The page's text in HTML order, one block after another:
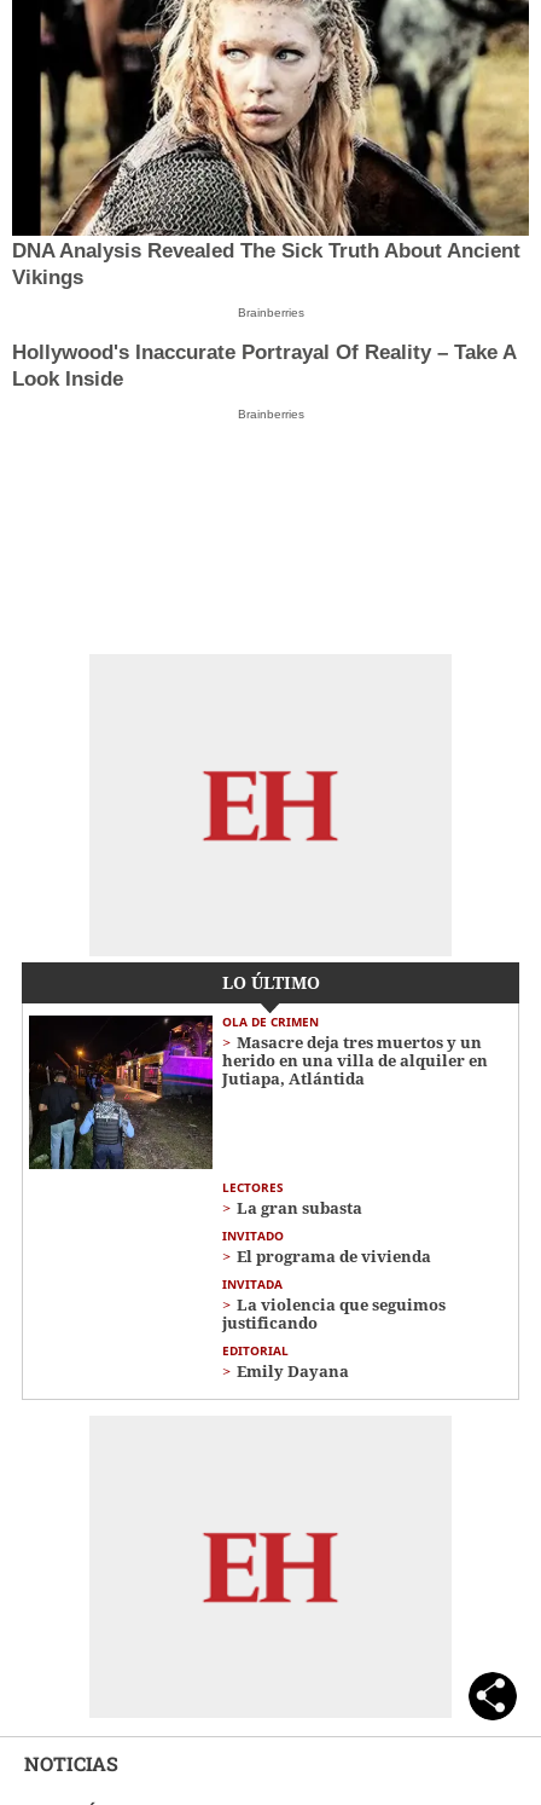
DNA Analysis Revealed The Sick Truth About Ancient
Vikings
Brainberries
Hollywood's Inaccurate Portrayal Of Reality – Take A
Look Inside
Brainberries
LO ÚLTIMO
OLA DE CRIMEN
Masacre deja tres muertos y un
herido en una villa de alquiler en
Jutiapa, Atlántida
LECTORES
La gran subasta
INVITADO
El programa de vivienda
INVITADA
La violencia que seguimos
justificando
EDITORIAL
Emily Dayana
NOTICIAS